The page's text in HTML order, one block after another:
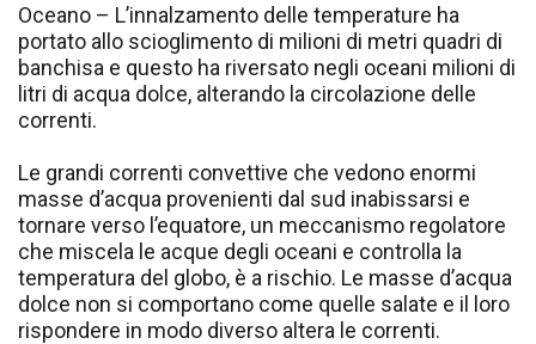
Oceano – L’innalzamento delle temperature ha
portato allo scioglimento di milioni di metri quadri di
banchisa e questo ha riversato negli oceani milioni di
litri di acqua dolce, alterando la circolazione delle
correnti.
Le grandi correnti convettive che vedono enormi
masse d’acqua provenienti dal sud inabissarsi e
tornare verso l’equatore, un meccanismo regolatore
che miscela le acque degli oceani e controlla la
temperatura del globo, è a rischio. Le masse d’acqua
dolce non si comportano come quelle salate e il loro
rispondere in modo diverso altera le correnti.